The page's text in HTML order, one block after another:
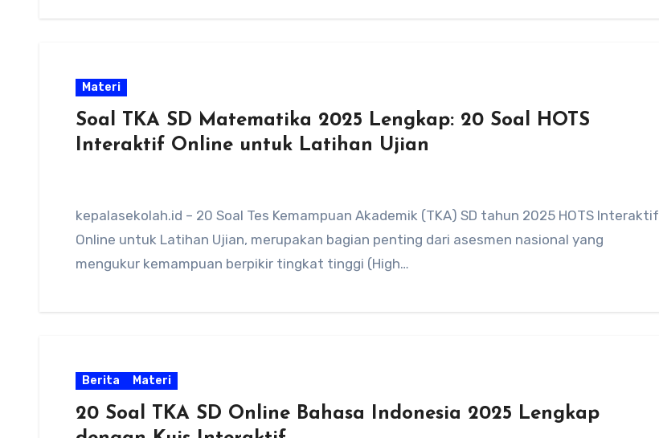
Materi
Soal TKA SD Matematika 2025 Lengkap: 20 Soal HOTS
Interaktif Online untuk Latihan Ujian
kepalasekolah.id – 20 Soal Tes Kemampuan Akademik (TKA) SD tahun 2025 HOTS Interaktif
Online untuk Latihan Ujian, merupakan bagian penting dari asesmen nasional yang
mengukur kemampuan berpikir tingkat tinggi (High…
Berita Materi
20 Soal TKA SD Online Bahasa Indonesia 2025 Lengkap